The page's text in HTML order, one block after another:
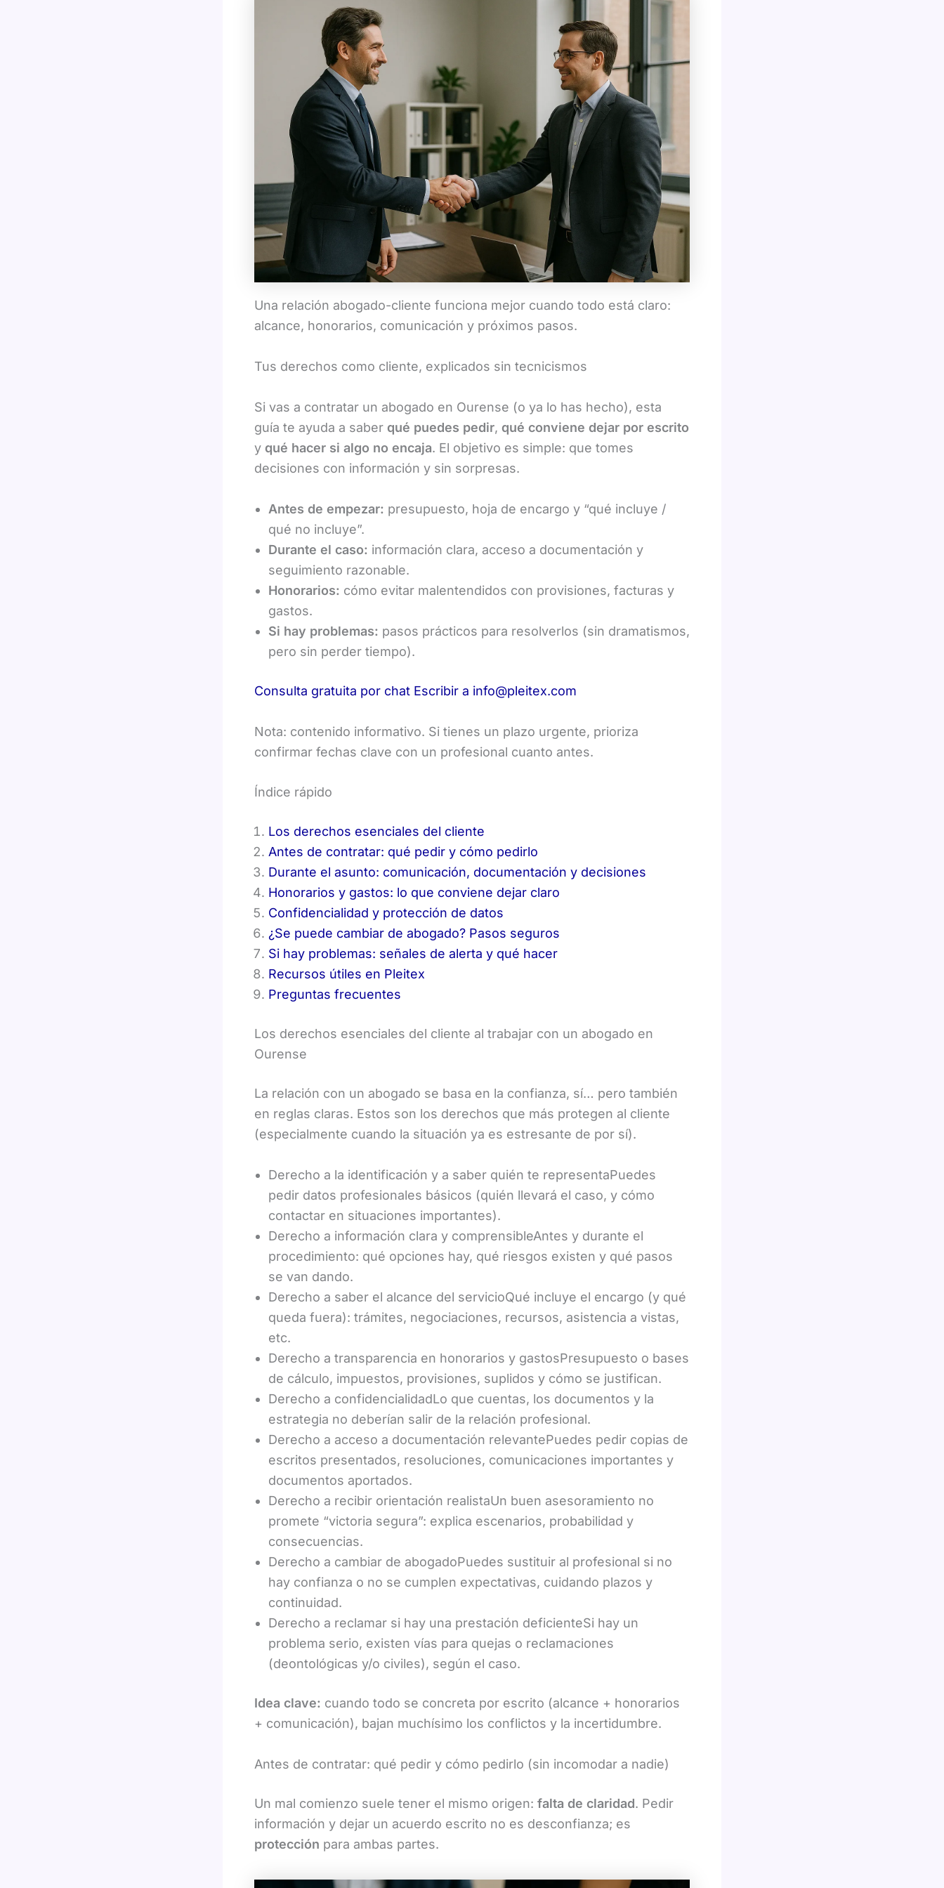
Una relación abogado-cliente funciona mejor cuando todo está claro:
alcance, honorarios, comunicación y próximos pasos.
Tus derechos como cliente, explicados sin tecnicismos
Si vas a contratar un abogado en Ourense (o ya lo has hecho), esta
guía te ayuda a saber qué puedes pedir, qué conviene dejar por escrito
y qué hacer si algo no encaja. El objetivo es simple: que tomes
decisiones con información y sin sorpresas.
Antes de empezar: presupuesto, hoja de encargo y “qué incluye /
qué no incluye”.
Durante el caso: información clara, acceso a documentación y
seguimiento razonable.
Honorarios: cómo evitar malentendidos con provisiones, facturas y
gastos.
Si hay problemas: pasos prácticos para resolverlos (sin dramatismos,
pero sin perder tiempo).
Consulta gratuita por chat Escribir a info@pleitex.com
Nota: contenido informativo. Si tienes un plazo urgente, prioriza
confirmar fechas clave con un profesional cuanto antes.
Índice rápido
Los derechos esenciales del cliente
Antes de contratar: qué pedir y cómo pedirlo
Durante el asunto: comunicación, documentación y decisiones
Honorarios y gastos: lo que conviene dejar claro
Confidencialidad y protección de datos
¿Se puede cambiar de abogado? Pasos seguros
Si hay problemas: señales de alerta y qué hacer
Recursos útiles en Pleitex
Preguntas frecuentes
Los derechos esenciales del cliente al trabajar con un abogado en
Ourense
La relación con un abogado se basa en la confianza, sí… pero también
en reglas claras. Estos son los derechos que más protegen al cliente
(especialmente cuando la situación ya es estresante de por sí).
Derecho a la identificación y a saber quién te representaPuedes
pedir datos profesionales básicos (quién llevará el caso, y cómo
contactar en situaciones importantes).
Derecho a información clara y comprensibleAntes y durante el
procedimiento: qué opciones hay, qué riesgos existen y qué pasos
se van dando.
Derecho a saber el alcance del servicioQué incluye el encargo (y qué
queda fuera): trámites, negociaciones, recursos, asistencia a vistas,
etc.
Derecho a transparencia en honorarios y gastosPresupuesto o bases
de cálculo, impuestos, provisiones, suplidos y cómo se justifican.
Derecho a confidencialidadLo que cuentas, los documentos y la
estrategia no deberían salir de la relación profesional.
Derecho a acceso a documentación relevantePuedes pedir copias de
escritos presentados, resoluciones, comunicaciones importantes y
documentos aportados.
Derecho a recibir orientación realistaUn buen asesoramiento no
promete “victoria segura”: explica escenarios, probabilidad y
consecuencias.
Derecho a cambiar de abogadoPuedes sustituir al profesional si no
hay confianza o no se cumplen expectativas, cuidando plazos y
continuidad.
Derecho a reclamar si hay una prestación deficienteSi hay un
problema serio, existen vías para quejas o reclamaciones
(deontológicas y/o civiles), según el caso.
Idea clave: cuando todo se concreta por escrito (alcance + honorarios
+ comunicación), bajan muchísimo los conflictos y la incertidumbre.
Antes de contratar: qué pedir y cómo pedirlo (sin incomodar a nadie)
Un mal comienzo suele tener el mismo origen: falta de claridad. Pedir
información y dejar un acuerdo escrito no es desconfianza; es
protección para ambas partes.